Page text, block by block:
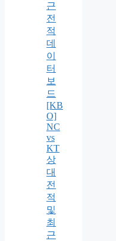
근
전
적
데
이
터
보
드
[KB
O]
NC
vs
KT
상
대
전
적
및
최
근